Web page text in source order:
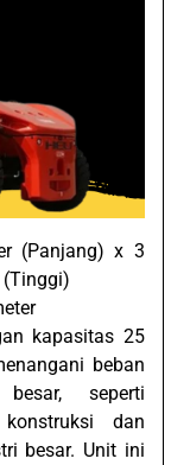
(Panjang) x 3
(Tinggi)
kapasitas 25
beban
seperti
dan
besar. Unit ini